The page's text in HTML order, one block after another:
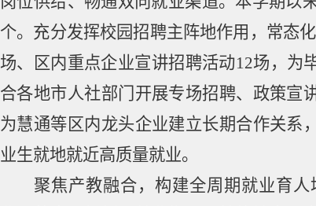
个。充分发挥校园招聘主阵地作用，常态
场、区内重点企业宣讲招聘活动12场，为
合各地市人社部门开展专场招聘、政策宣
为慧通等区内龙头企业建立长期合作关系
业生就地就近高质量就业。
聚焦产教融合，构建全周期就业育人